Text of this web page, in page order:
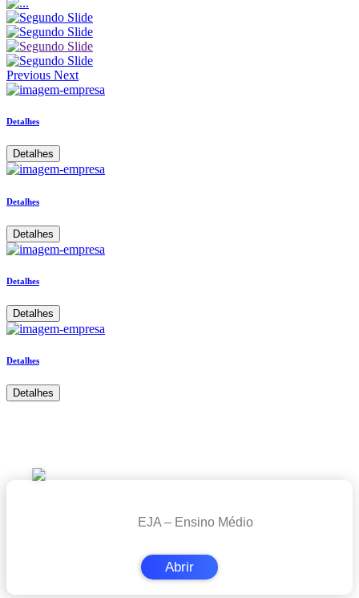
Previous Next
Detalhes
Detalhes
Detalhes
Detalhes
Detalhes
Detalhes
Detalhes
Detalhes
EJA – Ensino Médio
Abrir